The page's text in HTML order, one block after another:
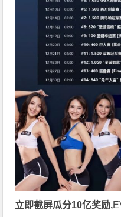
立即截屏瓜分10亿奖励,